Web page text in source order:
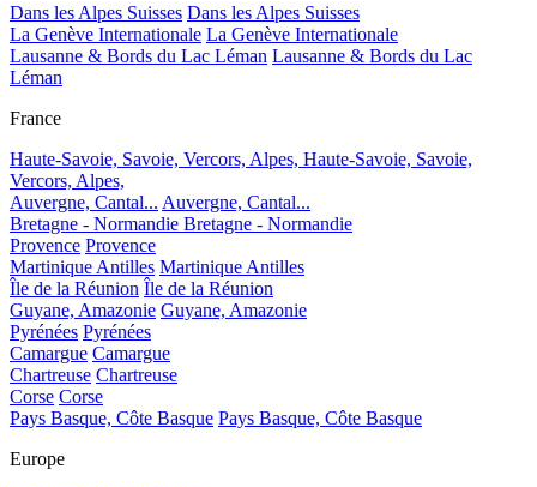
Dans les Alpes Suisses Dans les Alpes Suisses
La Genève Internationale La Genève Internationale
Lausanne & Bords du Lac Léman Lausanne & Bords du Lac
Léman
France
Haute-Savoie, Savoie, Vercors, Alpes, Haute-Savoie, Savoie,
Vercors, Alpes,
Auvergne, Cantal... Auvergne, Cantal...
Bretagne - Normandie Bretagne - Normandie
Provence Provence
Martinique Antilles Martinique Antilles
Île de la Réunion Île de la Réunion
Guyane, Amazonie Guyane, Amazonie
Pyrénées Pyrénées
Camargue Camargue
Chartreuse Chartreuse
Corse Corse
Pays Basque, Côte Basque Pays Basque, Côte Basque
Europe